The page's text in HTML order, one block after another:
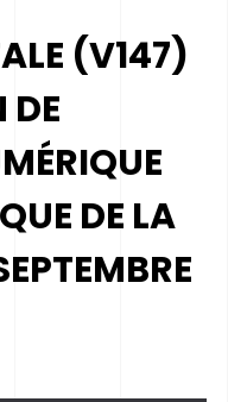
(V147)
DE
DE LA